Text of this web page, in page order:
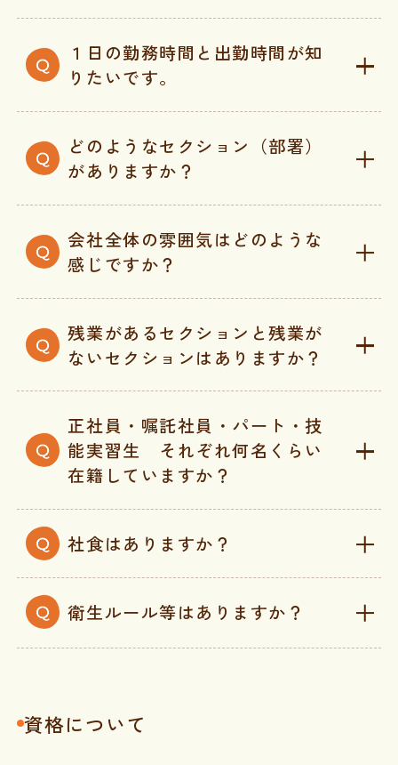
１日の勤務時間と出勤時間が知
りたいです。
どのようなセクション（部署）
がありますか？
会社全体の雰囲気はどのような
感じですか？
残業があるセクションと残業が
ないセクションはありますか？
正社員・嘱託社員・パート・技
能実習生 それぞれ何名くらい
在籍していますか？
社食はありますか？
衛生ルール等はありますか？
資格について